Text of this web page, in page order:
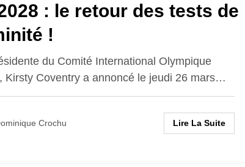
: le retour des tests de
!
du Comité International Olympique
Kirsty Coventry a annoncé le jeudi 26 mars…
Crochu Lire La Suite